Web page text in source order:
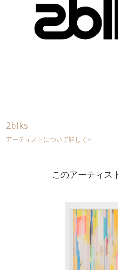
2blks
アーティストについて詳しく>
このアーティス